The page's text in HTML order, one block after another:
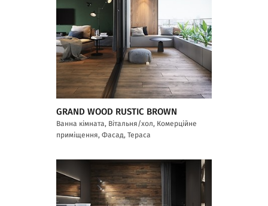
GRAND WOOD RUSTIC BROWN
Ванна кімната, Вітальня/хол, Комерційне
приміщення, Фасад, Тераса